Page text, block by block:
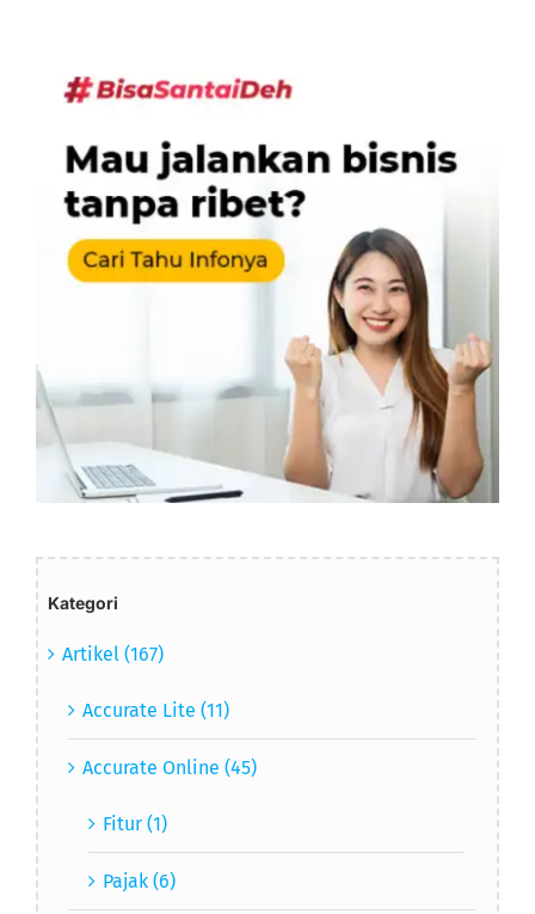
Kategori
Artikel (167)
Accurate Lite (11)
Accurate Online (45)
Fitur (1)
Pajak (6)